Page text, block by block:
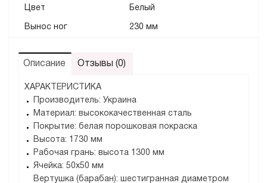
Цвет Белый
Вынос ног 230 мм
Описание Отзывы (0)
ХАРАКТЕРИСТИКА
Производитель: Украина
Материал: высококачественная сталь
Покрытие: белая порошковая покраска
Высота: 1730 мм
Рабочая грань: высота 1300 мм
Ячейка: 50х50 мм
Вертушка (барабан): шестигранная диаметром